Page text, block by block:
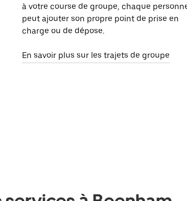
à votre course de groupe, chaque
peut ajouter son propre point de prise en
charge ou de dépose.
En savoir plus sur les trajets de groupe